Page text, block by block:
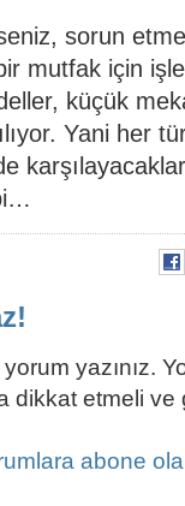
sorun
mutfak için
küçük
Yani her
yazınız.
dikkat etmeli
abone